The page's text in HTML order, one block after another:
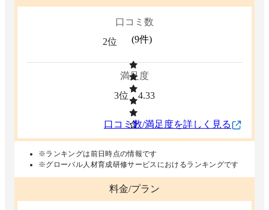
口コミ数
2位
(9件)
満足度
3位
4.33
口コミ数/満足度を詳しく見る
※ランキングは前日時点の情報です
※グローバル人材育成研修サービスにおけるランキングです
料金/プラン